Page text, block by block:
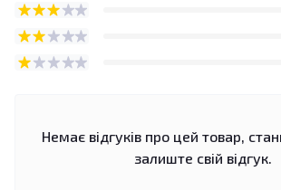
Немає відгуків про цей товар,
залиште свій відгук.